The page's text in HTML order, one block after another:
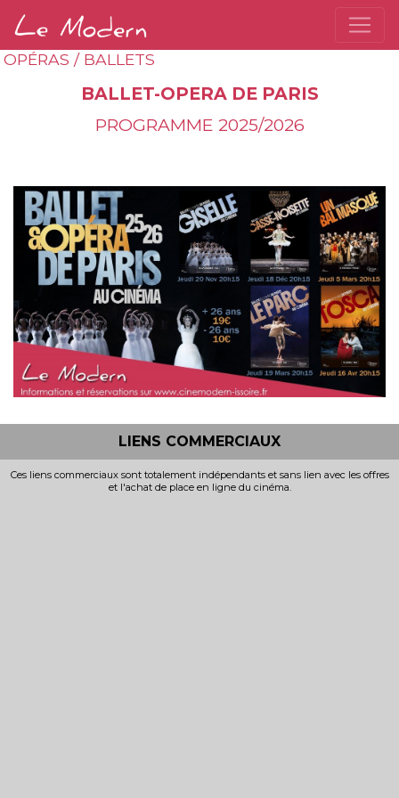
OPÉRAS / BALLETS
BALLET-OPERA DE PARIS
PROGRAMME 2025/2026
LIENS COMMERCIAUX
Ces liens commerciaux sont totalement indépendants et sans lien avec les offres
et l'achat de place en ligne du cinéma.